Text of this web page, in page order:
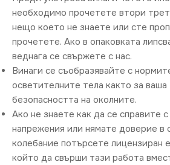
необходимо прочетете втори
нещо което не знаете или сте
прочетете. Ако в опаковката
веднага се свържете с нас.
Винаги се съобразявайте с
осветителните тела както за ваша
безопасността на околните.
Ако не знаете как да се справите
напрежения или нямате доверие в
колебание потърсете лицензиран
който да свърши тази работа